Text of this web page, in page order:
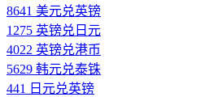
8641 美元兑英镑
1275 英镑兑日元
4022 英镑兑港币
5629 韩元兑泰铢
441 日元兑英镑